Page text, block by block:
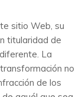
sitio Web, su
titularidad de
La
no
de los